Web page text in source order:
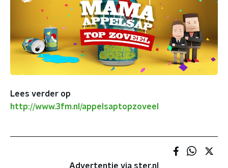
Lees verder op
http://www.3fm.nl/appelsaptopzoveel
Advertentie via ster.nl